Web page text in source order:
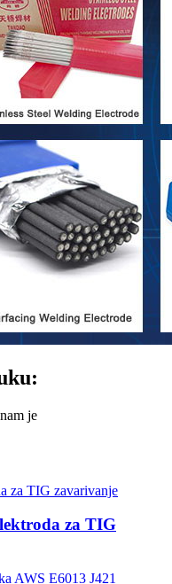
je
za TIG